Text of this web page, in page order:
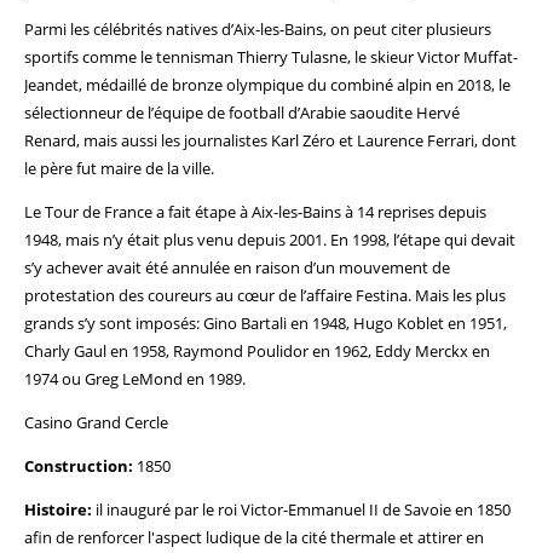
Parmi les célébrités natives d’Aix-les-Bains, on peut citer plusieurs
sportifs comme le tennisman Thierry Tulasne, le skieur Victor Muffat-
Jeandet, médaillé de bronze olympique du combiné alpin en 2018, le
sélectionneur de l’équipe de football d’Arabie saoudite Hervé
Renard, mais aussi les journalistes Karl Zéro et Laurence Ferrari, dont
le père fut maire de la ville.
Le Tour de France a fait étape à Aix-les-Bains à 14 reprises depuis
1948, mais n’y était plus venu depuis 2001. En 1998, l’étape qui devait
s’y achever avait été annulée en raison d’un mouvement de
protestation des coureurs au cœur de l’affaire Festina. Mais les plus
grands s’y sont imposés: Gino Bartali en 1948, Hugo Koblet en 1951,
Charly Gaul en 1958, Raymond Poulidor en 1962, Eddy Merckx en
1974 ou Greg LeMond en 1989.
Casino Grand Cercle
Construction: 1850
Histoire: il inauguré par le roi Victor-Emmanuel II de Savoie en 1850
afin de renforcer l'aspect ludique de la cité thermale et attirer en